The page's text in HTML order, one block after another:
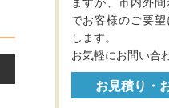
ますが、市内外
でお客様のご要
します。
お気軽にお問い合
お見積り・